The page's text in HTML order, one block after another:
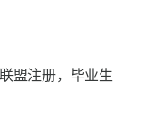
盟注册，毕业生